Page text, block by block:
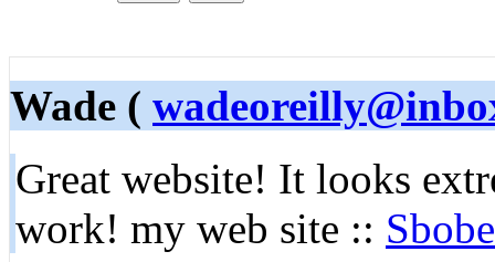
Wade (
Greаt website! It looks
work! my web site ::